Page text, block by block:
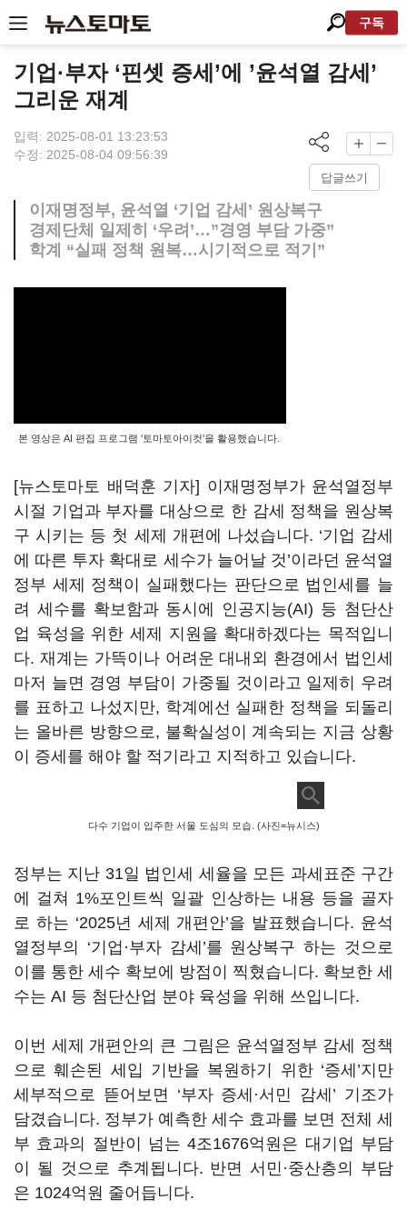
구독
기업·부자 ‘핀셋 증세’에 ’윤석열 감세’
그리운 재계
입력: 2025-08-01 13:23:53
수정: 2025-08-04 09:56:39
답글쓰기
이재명정부, 윤석열 ‘기업 감세’ 원상복구
경제단체 일제히 ‘우려’…”경영 부담 가중”
학계 “실패 정책 원복…시기적으로 적기”
본 영상은 AI 편집 프로그램 '토마토아이컷'을 활용했습니다.
[뉴스토마토 배덕훈 기자] 이재명정부가 윤석열정부
시절 기업과 부자를 대상으로 한 감세 정책을 원상복
구 시키는 등 첫 세제 개편에 나섰습니다. ‘기업 감세
에 따른 투자 확대로 세수가 늘어날 것’이라던 윤석열
정부 세제 정책이 실패했다는 판단으로 법인세를 늘
려 세수를 확보함과 동시에 인공지능(AI) 등 첨단산
업 육성을 위한 세제 지원을 확대하겠다는 목적입니
다. 재계는 가뜩이나 어려운 대내외 환경에서 법인세
마저 늘면 경영 부담이 가중될 것이라고 일제히 우려
를 표하고 나섰지만, 학계에선 실패한 정책을 되돌리
는 올바른 방향으로, 불확실성이 계속되는 지금 상황
이 증세를 해야 할 적기라고 지적하고 있습니다.
다수 기업이 입주한 서울 도심의 모습. (사진=뉴시스)
정부는 지난 31일 법인세 세율을 모든 과세표준 구간
에 걸쳐 1%포인트씩 일괄 인상하는 내용 등을 골자
로 하는 ‘2025년 세제 개편안’을 발표했습니다. 윤석
열정부의 ‘기업·부자 감세 ’를 원상복구 하는 것으로
이를 통한 세수 확보에 방점이 찍혔습니다. 확보한 세
수는 AI 등 첨단산업 분야 육성을 위해 쓰입니다.
이번 세제 개편안의 큰 그림은 윤석열정부 감세 정책
으로 훼손된 세입 기반을 복원하기 위한 ‘증세 ’지만
세부적으로 뜯어보면 ‘부자 증세·서민 감세 ’ 기조가
담겼습니다. 정부가 예측한 세수 효과를 보면 전체 세
부 효과의 절반이 넘는4조1676억원은 대기업 부담
이 될 것으로 추계됩니다. 반면 서민·중산층의 부담
은 1024억원 줄어듭니다.